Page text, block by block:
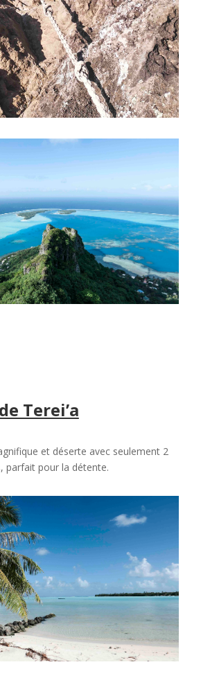
Terei’a
et déserte avec seulement 2
parfait pour la détente.